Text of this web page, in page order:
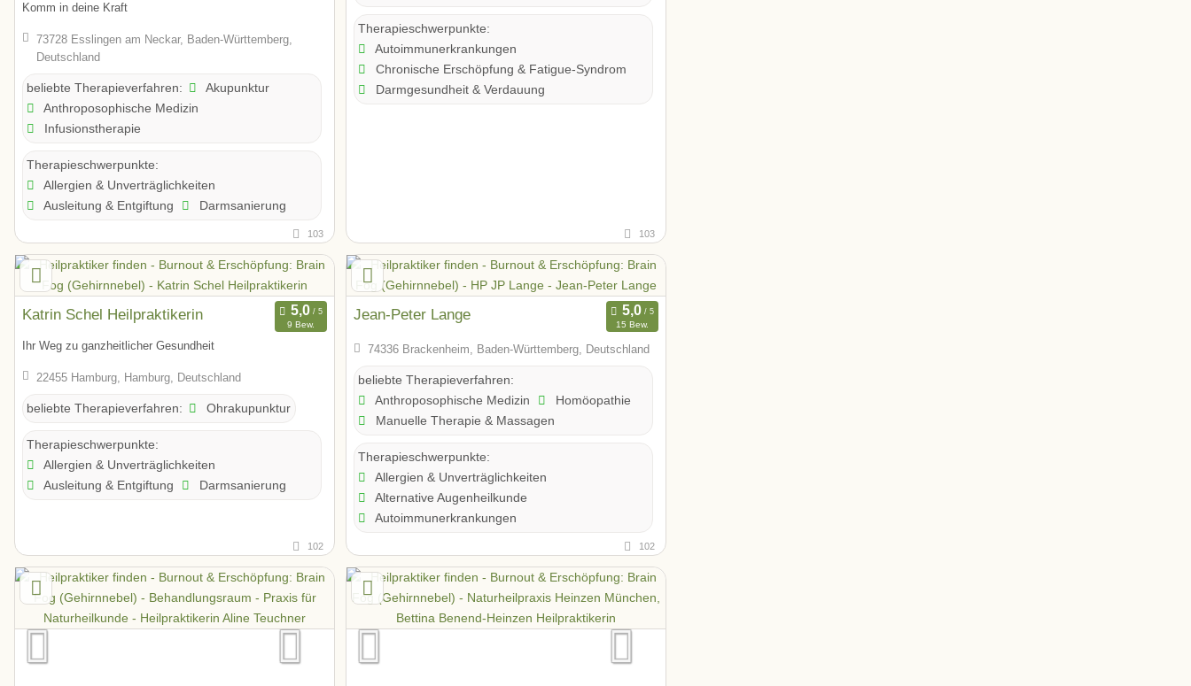
Komm in deine Kraft
73728 Esslingen am Neckar, Baden-Württemberg,
Deutschland
beliebte Therapieverfahren:
Akupunktur
Anthroposophische Medizin
Infusionstherapie
Therapieschwerpunkte:
Allergien & Unverträglichkeiten
Ausleitung & Entgiftung
Darmsanierung
103
Therapieschwerpunkte:
Autoimmunerkrankungen
Chronische Erschöpfung & Fatigue-Syndrom
Darmgesundheit & Verdauung
103
Katrin Schel Heilpraktikerin
9 Bew.
Ihr Weg zu ganzheitlicher Gesundheit
22455 Hamburg, Hamburg, Deutschland
beliebte Therapieverfahren: Ohrakupunktur
Therapieschwerpunkte:
Allergien & Unverträglichkeiten
Ausleitung & Entgiftung
Darmsanierung
102
Jean-Peter Lange
15 Bew.
74336 Brackenheim, Baden-Württemberg, Deutschland
beliebte Therapieverfahren:
Anthroposophische Medizin
Homöopathie
Manuelle Therapie & Massagen
Therapieschwerpunkte:
Allergien & Unverträglichkeiten
Alternative Augenheilkunde
Autoimmunerkrankungen
102